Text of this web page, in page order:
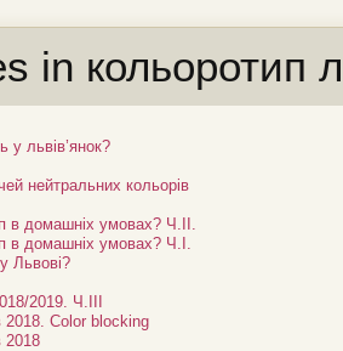
in кольоротип
у львів’янок?
нейтральних кольорів
в домашніх умовах? Ч.ІІ.
в домашніх умовах? Ч.І.
Львові?
2019. Ч.ІІІ
2018. Color blocking
2018